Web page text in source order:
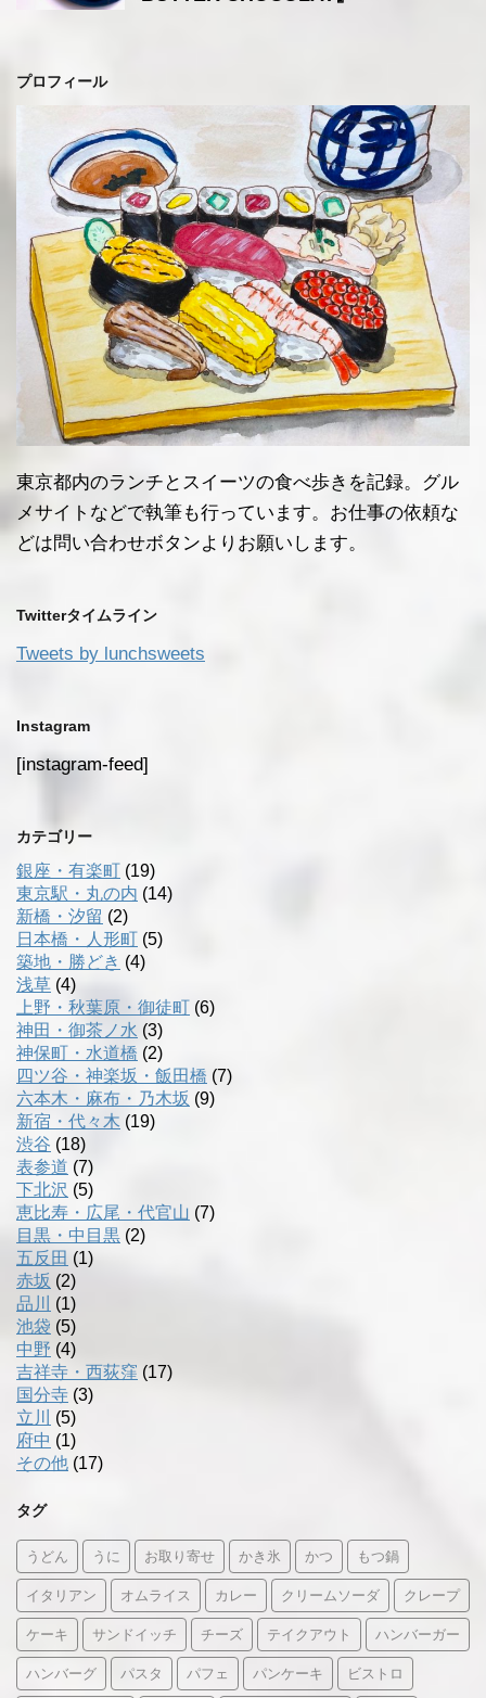
プロフィール
東京都内のランチとスイーツの食べ歩きを記録。グル
メサイトなどで執筆も行っています。お仕事の依頼な
どは問い合わせボタンよりお願いします。
Twitterタイムライン
Tweets by lunchsweets
Instagram
[instagram-feed]
カテゴリー
銀座・有楽町 (19)
東京駅・丸の内 (14)
新橋・汐留 (2)
日本橋・人形町 (5)
築地・勝どき (4)
浅草 (4)
上野・秋葉原・御徒町 (6)
神田・御茶ノ水 (3)
神保町・水道橋 (2)
四ツ谷・神楽坂・飯田橋 (7)
六本木・麻布・乃木坂 (9)
新宿・代々木 (19)
渋谷 (18)
表参道 (7)
下北沢 (5)
恵比寿・広尾・代官山 (7)
目黒・中目黒 (2)
五反田 (1)
赤坂 (2)
品川
(1)
池袋 (5)
中野 (4)
吉祥寺・西荻窪 (17)
国分寺 (3)
立川
(5)
府中 (1)
その他 (17)
タグ
うどん うに お取り寄せ かき氷 かつ もつ鍋
イタリアン オムライス カレー クリームソーダ クレープ
ケーキ サンドイッチ チーズ テイクアウト ハンバーガー
ハンバーグ パスタ パフェ パンケーキ ビストロ